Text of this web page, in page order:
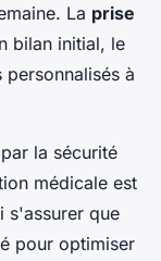
La prise
bilan initial, le
à
la sécurité
médicale est
s'assurer que
pour optimiser